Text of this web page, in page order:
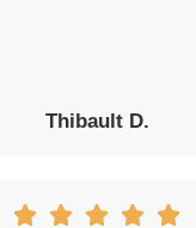
Thibault D.